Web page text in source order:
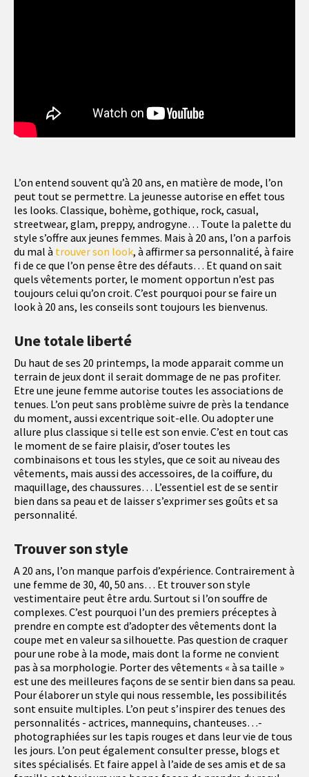
L’on entend souvent qu’à 20 ans, en matière de mode, l’on
peut tout se permettre. La jeunesse autorise en effet tous
les looks. Classique, bohème, gothique, rock, casual,
streetwear, glam, preppy, androgyne… Toute la palette du
style s’offre aux jeunes femmes. Mais à 20 ans, l’on a parfois
du mal à trouver son look, à affirmer sa personnalité, à faire
fi de ce que l’on pense être des défauts… Et quand on sait
quels vêtements porter, le moment opportun n’est pas
toujours celui qu’on croit. C’est pourquoi pour se faire un
look à 20 ans, les conseils sont toujours les bienvenus.
Une totale liberté
Du haut de ses 20 printemps, la mode apparait comme un
terrain de jeux dont il serait dommage de ne pas profiter.
Etre une jeune femme autorise toutes les associations de
tenues. L’on peut sans problème suivre de près la tendance
du moment, aussi excentrique soit-elle. Ou adopter une
allure plus classique si telle est son envie. C’est en tout cas
le moment de se faire plaisir, d’oser toutes les
combinaisons et tous les styles, que ce soit au niveau des
vêtements, mais aussi des accessoires, de la coiffure, du
maquillage, des chaussures… L’essentiel est de se sentir
bien dans sa peau et de laisser s’exprimer ses goûts et sa
personnalité.
Trouver son style
A 20 ans, l’on manque parfois d’expérience. Contrairement à
une femme de 30, 40, 50 ans… Et trouver son style
vestimentaire peut être ardu. Surtout si l’on souffre de
complexes. C’est pourquoi l’un des premiers préceptes à
prendre en compte est d’adopter des vêtements dont la
coupe met en valeur sa silhouette. Pas question de craquer
pour une robe à la mode, mais dont la forme ne convient
pas à sa morphologie. Porter des vêtements « à sa taille »
est une des meilleures façons de se sentir bien dans sa peau.
Pour élaborer un style qui nous ressemble, les possibilités
sont ensuite multiples. L’on peut s’inspirer des tenues des
personnalités - actrices, mannequins, chanteuses…-
photographiées sur les tapis rouges et dans leur vie de tous
les jours. L’on peut également consulter presse, blogs et
sites spécialisés. Et faire appel à l’aide de ses amis et de sa